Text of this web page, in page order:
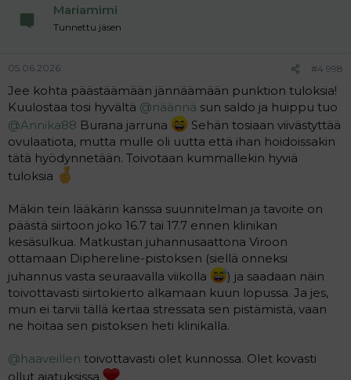
Mariamimi
Tunnettu jäsen
05.06.2026 #4 998
Jee kohta päästäämään jännäämään punktion tuloksia!
Kuulostaa tosi hyvältä @näännä sun saldo ja huippu tuo
@Annika88 Burana jarruna
Sehän tosiaan viivästyttää
ovulaatiota, mutta mulle oli uutta että ihan hoidoissakin
tätä hyödynnetään. Toivotaan kummallekin hyviä
tuloksia
Mäkin tein lääkärin kanssa suunnitelman ja tavoite on
päästä siirtoon joko 16.7 tai 17.7 ennen klinikan
kesäsulkua. Matkustan juhannusaattona Viroon
ottamaan Diphereline-pistoksen (siellä onneksi
juhannus vasta seuraavalla viikolla
) ja saadaan näin
toivottavasti siirtokierto alkamaan kuun lopussa. Ja jes,
mun ei tarvii tällä kertaa stressata sen pistämistä, vaan
ne hoitaa sen pistoksen heti klinikalla.
@haaveillen toivottavasti olet kunnossa. Olet kovasti
ollut ajatuksissa